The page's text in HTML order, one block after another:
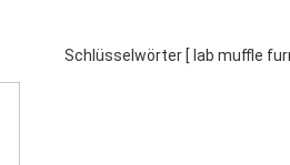
Schlüsselwörter [ lab muffle